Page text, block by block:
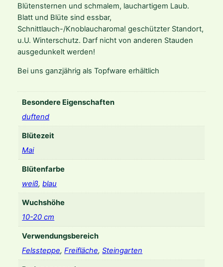
Blütensternen und schmalem, lauchartigem Laub.
Blatt und Blüte sind essbar,
Schnittlauch-/Knoblaucharoma! geschützter Standort,
u.U. Winterschutz. Darf nicht von anderen Stauden
ausgedunkelt werden!
Bei uns ganzjährig als Topfware erhältlich
Besondere Eigenschaften
duftend
Blütezeit
Mai
Blütenfarbe
weiß,blau
Wuchshöhe
10-20 cm
Verwendungsbereich
Felssteppe,Freifläche,Steingarten